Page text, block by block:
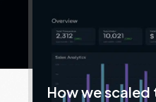
How we scaled